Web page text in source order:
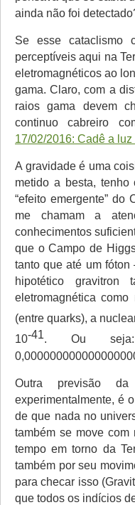
ainda não foi
Se esse cataclismo
perceptíveis aqui na
eletromagnéticos ao
gama. Claro, com a
raios gama devem
continuo cabreiro
17/02/2016: Cadê a
A gravidade é uma
metido a besta, tenho
“efeito emergente”
me chamam a
conhecimentos
que o Campo de
tanto que até um fóton
hipotético gravitron
eletromagnética
(entre quarks), a
10-41. Ou
Outra previsão
experimentalmente, é
de que nada no
também se move
tempo em torno da
também por seu
para checar isso
que todos os indícios